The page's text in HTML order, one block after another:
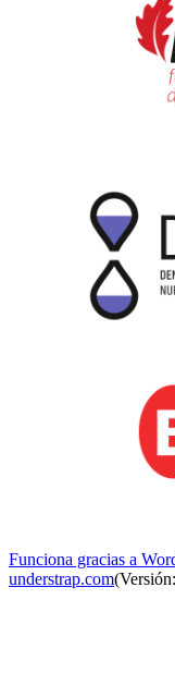
Funciona gracias a
understrap.com